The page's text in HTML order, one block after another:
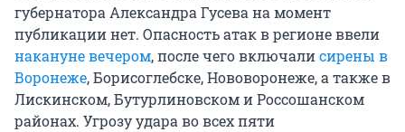
губернатора Александра Гусева на момент
публикации нет. Опасность атак в регионе ввели
накануне вечером, после чего включалисирены в
Воронеже, Борисоглебске, Нововоронеже, а также в
Лискинском, Бутурлиновском и Россошанском
районах. Угрозу удара во всех пяти